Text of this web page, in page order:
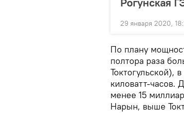
29 января 2020,
По плану
полтора раза
Токтогульской),
киловатт-часов.
менее 15
Нарын, выше